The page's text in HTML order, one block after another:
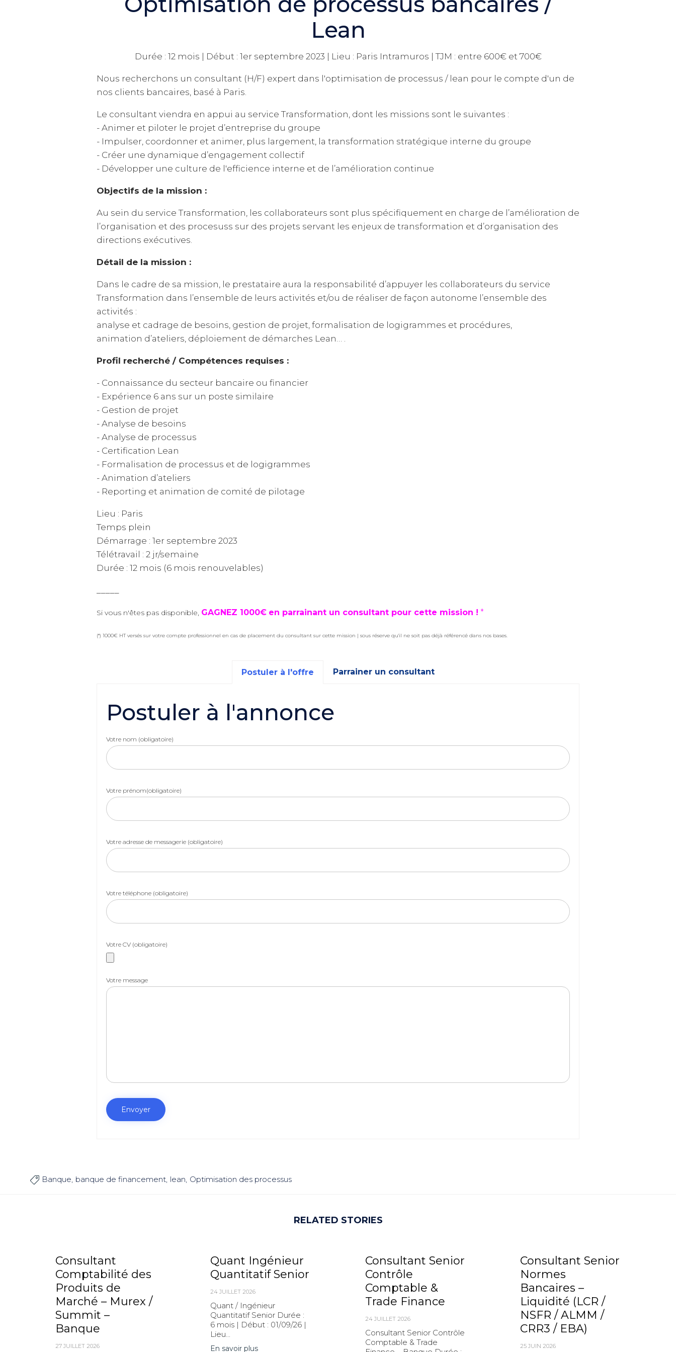
Lean
Durée : 12 mois | Début : 1er septembre 2023 | Lieu : Paris Intramuros | TJM : entre 600€ et 700€
Nous recherchons un consultant (H/F) expert dans l'optimisation de processus / lean pour le compte d'un de
nos clients bancaires, basé à Paris.
Le consultant viendra en appui au service Transformation, dont les missions sont le suivantes :
- Animer et piloter le projet d’entreprise du groupe
- Impulser, coordonner et animer, plus largement, la transformation stratégique interne du groupe
- Créer une dynamique d’engagement collectif
- Développer une culture de l'efficience interne et de l’amélioration continue
Objectifs de la mission :
Au sein du service Transformation, les collaborateurs sont plus spécifiquement en charge de l’amélioration de
l’organisation et des procesuss sur des projets servant les enjeux de transformation et d’organisation des
directions exécutives.
Détail de la mission :
Dans le cadre de sa mission, le prestataire aura la responsabilité d’appuyer les collaborateurs du service
Transformation dans l’ensemble de leurs activités et/ou de réaliser de façon autonome l’ensemble des
activités :
analyse et cadrage de besoins, gestion de projet, formalisation de logigrammes et procédures,
animation d’ateliers, déploiement de démarches Lean… .
Profil recherché / Compétences requises :
- Connaissance du secteur bancaire ou financier
- Expérience 6 ans sur un poste similaire
- Gestion de projet
- Analyse de besoins
- Analyse de processus
- Certification Lean
- Formalisation de processus et de logigrammes
- Animation d’ateliers
- Reporting et animation de comité de pilotage
Lieu : Paris
Temps plein
Démarrage : 1er septembre 2023
Télétravail : 2 jr/semaine
Durée : 12 mois (6 mois renouvelables)
Si vous n'êtes pas disponible, GAGNEZ 1000€ en parrainant un consultant pour cette mission ! *
(*) 1000€ HT versés sur votre compte professionnel en cas de placement du consultant sur cette mission | sous réserve qu'il ne soit pas déjà référencé dans nos bases.
Postuler à l'offre Parrainer un consultant
Postuler à l'annonce
Votre nom (obligatoire)
Votre prénom(obligatoire)
Votre adresse de messagerie (obligatoire)
Votre téléphone (obligatoire)
Votre CV (obligatoire)
Votre message
 Banque banque de financement lean Optimisation des processus
RELATED STORIES
Consultant
Comptabilité des
Produits de
Marché – Murex /
Summit –
Banque
27 JUILLET 2026
Quant Ingénieur
Quantitatif Senior
24 JUILLET 2026
Quant / Ingénieur
Quantitatif Senior Durée :
6 mois | Début : 01/09/26 |
Lieu...
En savoir plus
Consultant Senior
Contrôle
Comptable &
Trade Finance
24 JUILLET 2026
Consultant Senior Contrôle
Comptable & Trade
Consultant Senior
Normes
Bancaires –
Liquidité (LCR /
NSFR / ALMM /
CRR3 / EBA)
25 JUIN 2026